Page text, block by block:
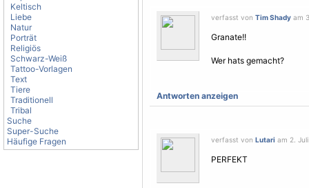
Keltisch
Liebe
Natur
Porträt
Religiös
Schwarz-Weiß
Tattoo-Vorlagen
Text
Tiere
Traditionell
Tribal
Suche
Super-Suche
Häufige Fragen
verfasst von Tim Shady am
Granate!!
Wer hats gemacht?
Antworten anzeigen
verfasst von Lutari am 2.
PERFEKT